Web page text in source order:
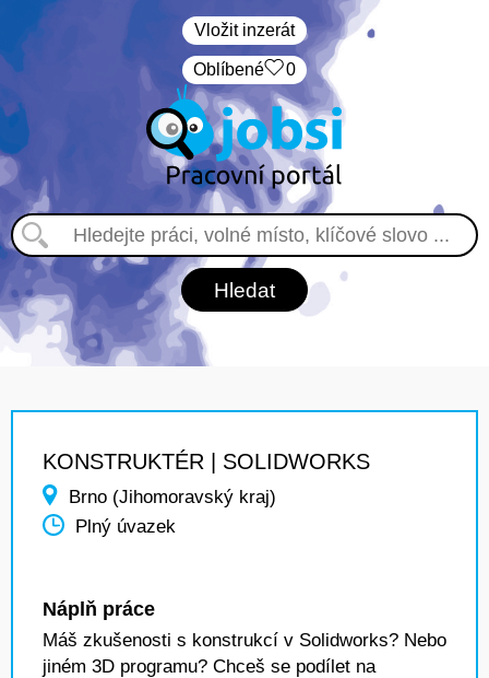
Vložit inzerát
Oblíbené 0
KONSTRUKTÉR | SOLIDWORKS
Brno (Jihomoravský kraj)
Plný úvazek
Náplň práce
Máš zkušenosti s konstrukcí v Solidworks? Nebo
jiném 3D programu? Chceš se podílet na